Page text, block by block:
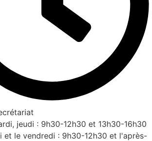
jeudi : 9h30-12h30 et 13h30-16h30
et le vendredi : 9h30-12h30 et l'après-